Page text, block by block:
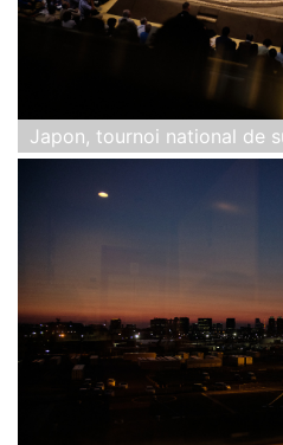
Japon, tournoi national de